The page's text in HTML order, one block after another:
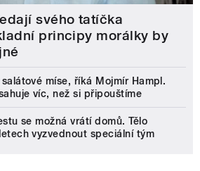
svého tatíčka
principy morálky by
míse, říká Mojmír Hampl.
víc, než si připouštíme
se možná vrátí domů. Tělo
vyzvednout speciální tým